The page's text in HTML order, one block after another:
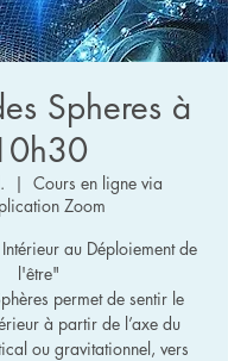
Spheres à
  |
Cours en ligne via
Zoom
au Déploiement de
l'être"
permet de sentir le
à partir de l’axe du
ou gravitationnel, vers